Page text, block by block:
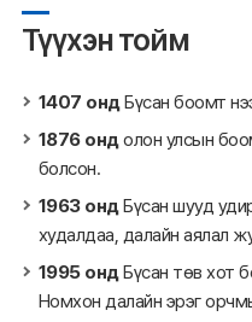
Түүхэн тойм
1407 ондБүсан боомт
1876 ондолон улсын
болсон.
1963 ондБүсан шууд
худалдаа, далайн аялал
1995 ондБүсан төв хот
Номхон далайн эрэг